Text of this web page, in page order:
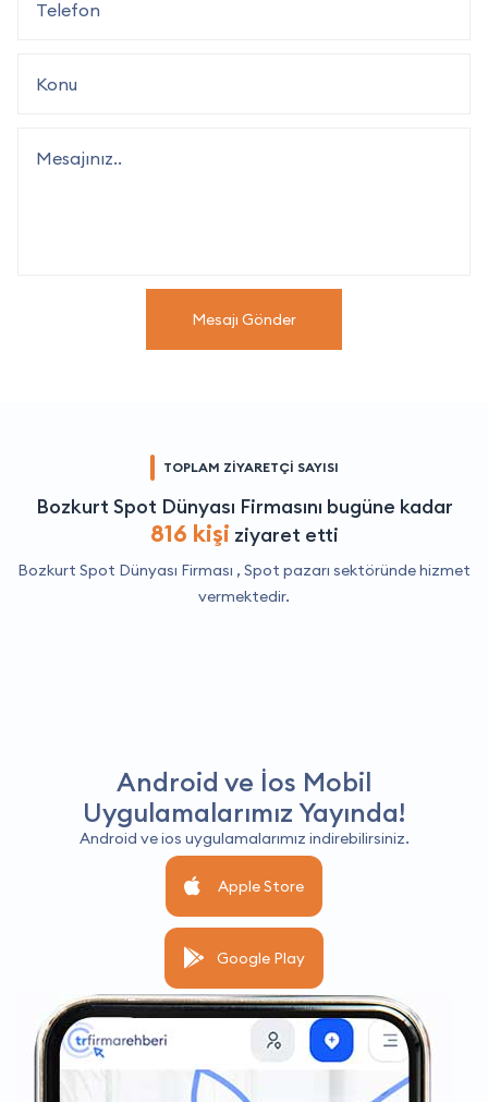
Mesajı Gönder
TOPLAM ZİYARETÇİ SAYISI
Bozkurt Spot Dünyası Firmasını bugüne kadar
816 kişi ziyaret etti
Bozkurt Spot Dünyası Firması , Spot pazarı sektöründe hizmet
vermektedir.
Android ve İos Mobil
Uygulamalarımız Yayında!
Android ve ios uygulamalarımız indirebilirsiniz.
Apple Store
Google Play